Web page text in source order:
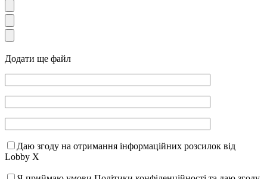
Додати ще файл
Даю згоду на отримання інформаційних розсилок від
Lobby X